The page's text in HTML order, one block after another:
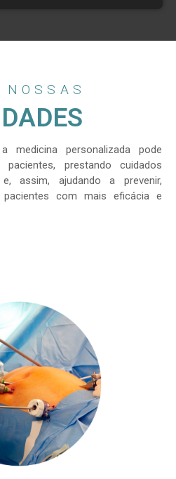
medicina personalizada pode
prestando cuidados
assim, ajudando a prevenir,
com mais eficácia e